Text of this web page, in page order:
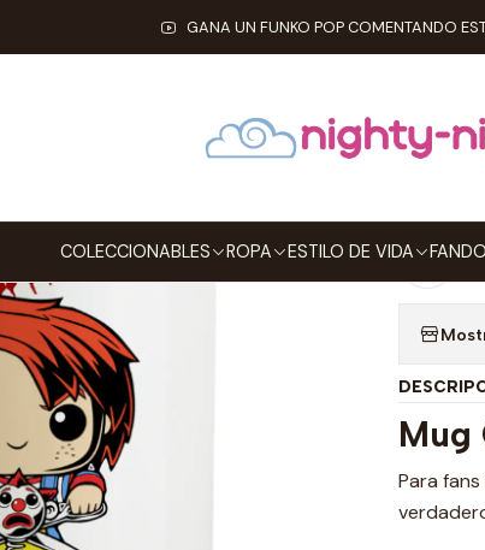
COLECCIONABLES ROPA ESTILO DE VIDA
GANA UN FUNKO POP COMENTANDO
Inicio ESTILO DE VIDA MUGS Mug
Mug
Mug
Para fans